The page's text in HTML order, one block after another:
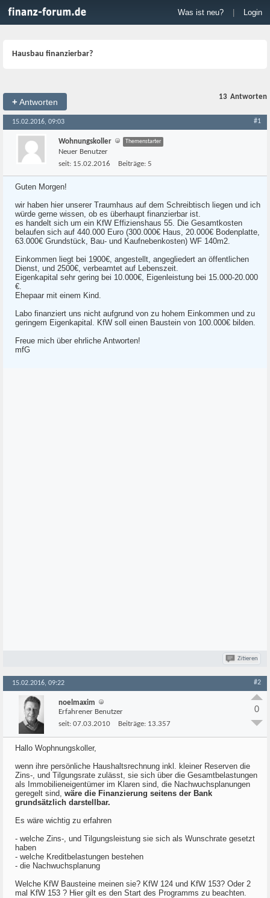
Was ist neu? Login
Hausbau finanzierbar?
+Antworten
13 Antworten
15.02.2016, 09:03 #1
Wohnungskoller Themenstarter
Neuer Benutzer
seit: 15.02.2016 Beiträge: 5
Guten Morgen!
wir haben hier unserer Traumhaus auf dem Schreibtisch liegen und ich
würde gerne wissen, ob es überhaupt finanzierbar ist.
es handelt sich um ein KfW Effizienshaus 55. Die Gesamtkosten
belaufen sich auf 440.000 Euro (300.000€ Haus, 20.000€ Bodenplatte,
63.000€ Grundstück, Bau- und Kaufnebenkosten) WF 140m2.
Einkommen liegt bei 1900€, angestellt, angegliedert an öffentlichen
Dienst, und 2500€, verbeamtet auf Lebenszeit.
Eigenkapital sehr gering bei 10.000€, Eigenleistung bei 15.000-20.000
€.
Ehepaar mit einem Kind.
Labo finanziert uns nicht aufgrund von zu hohem Einkommen und zu
geringem Eigenkapital. KfW soll einen Baustein von 100.000€ bilden.
Freue mich über ehrliche Antworten!
mfG
Zitieren
15.02.2016, 09:22 #2
noelmaxim
Erfahrener Benutzer
seit: 07.03.2010 Beiträge: 13.357
0
Hallo Wophnungskoller,
wenn ihre persönliche Haushaltsrechnung inkl. kleiner Reserven die
Zins-, und Tilgungsrate zulässt, sie sich über die Gesamtbelastungen
als Immobilieneigentümer im Klaren sind, die Nachwuchsplanungen
geregelt sind, wäre die Finanzierung seitens der Bank
grundsätzlich darstellbar.
Es wäre wichtig zu erfahren
- welche Zins-, und Tilgungsleistung sie sich als Wunschrate gesetzt
haben
- welche Kreditbelastungen bestehen
- die Nachwuchsplanung
Welche KfW Bausteine meinen sie? KfW 124 und KfW 153? Oder 2
mal KfW 153 ? Hier gilt es den Start des Programms zu beachten.